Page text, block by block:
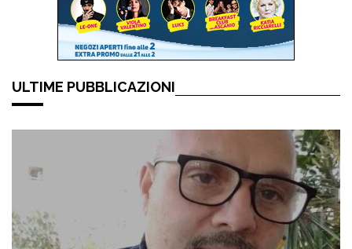
ULTIME PUBBLICAZIONI